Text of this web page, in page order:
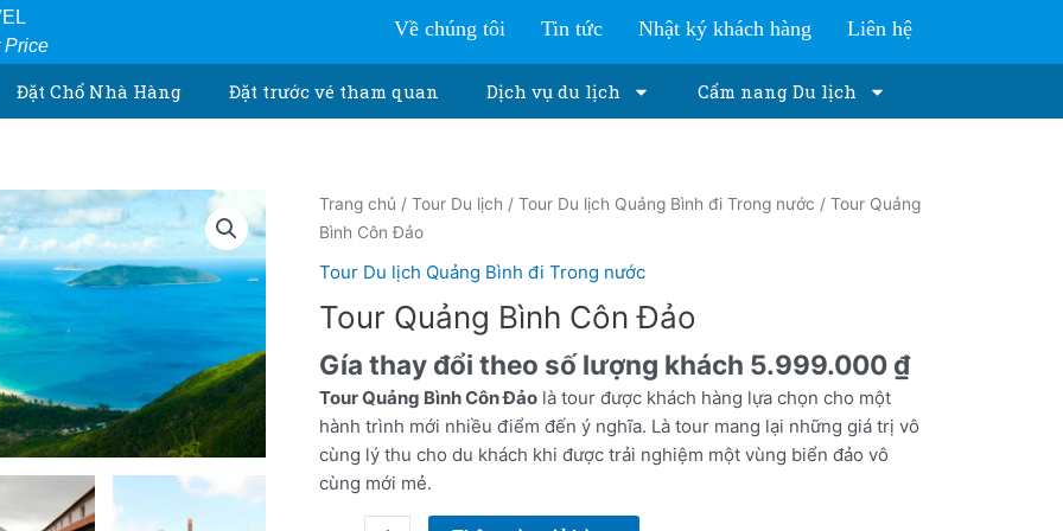
Price
Về chúng tôi Tin tức Nhật ký khách hàng Liên hệ
Đặt Chổ Nhà Hàng Đặt trước vé tham quan Dịch vụ du lịch Cẩm nang Du lịch
Trang chủ / Tour Du lịch / Tour Du lịch Quảng Bình đi Trong nước / Tour Quảng
Bình Côn Đảo
Tour Du lịch Quảng Bình đi Trong nước
Tour Quảng Bình Côn Đảo
Gía thay đổi theo số lượng khách 5.999.000 ₫
Tour Quảng Bình Côn Đảolà tour được khách hàng lựa chọn cho một
hành trình mới nhiều điểm đến ý nghĩa. Là tour mang lại những giá trị vô
cùng lý thu cho du khách khi được trải nghiệm một vùng biển đảo vô
cùng mới mẻ.
Tour
Quảng
Côn
Đảo
lượng